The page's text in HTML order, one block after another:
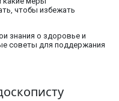
чтобы избежать
знания о здоровье и
советы для поддержания